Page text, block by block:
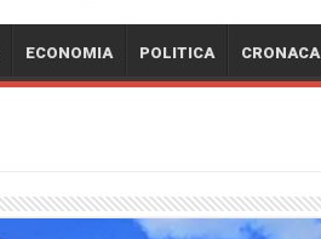
ECONOMIA POLITICA CRONACA